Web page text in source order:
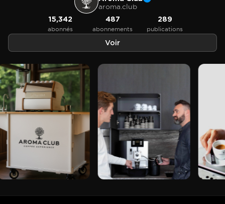
aroma.club
15,342
abonnés
487
abonnements
289
publications
Voir